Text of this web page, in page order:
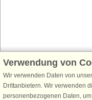
Schließen Sie sich
Erhalten Sie einen
Ferienhausurlaub - melden
Verwendung von
Wir verwenden Daten von
Drittanbietern. Wir verwenden
personenbezogenen Daten,